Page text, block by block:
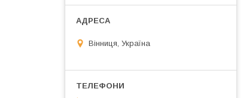
Вінниця, Україна